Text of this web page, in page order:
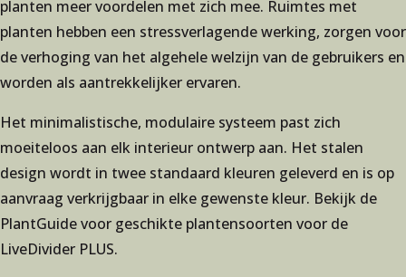
planten meer voordelen met zich mee. Ruimtes met
planten hebben een stressverlagende werking, zorgen voor
de verhoging van het algehele welzijn van de gebruikers en
worden als aantrekkelijker ervaren.
Het minimalistische, modulaire systeem past zich
moeiteloos aan elk interieur ontwerp aan. Het stalen
design wordt in twee standaard kleuren geleverd en is op
aanvraag verkrijgbaar in elke gewenste kleur. Bekijk de
PlantGuide voor geschikte plantensoorten voor de
LiveDivider PLUS.